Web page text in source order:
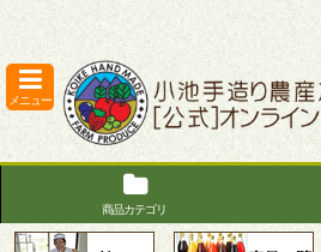
メニュー
商品カテゴリ